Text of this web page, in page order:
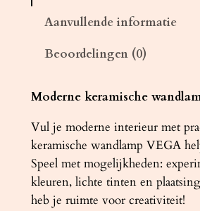
a
i
e
k
V
E
Aanvullende informatie
Beoordelingen (0)
Moderne keramische
Vul je moderne interieur met
keramische wandlamp VEGA
Speel met mogelijkheden:
kleuren, lichte tinten en
heb je ruimte voor creativiteit!